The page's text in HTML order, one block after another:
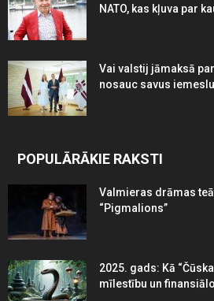
NATO, kas kļuva par
Vai valstij jāmaksā
nosauc savus
POPULĀRĀKIE RAKSTI
Valmieras drāmas
“Pigmalions”
2025. gads: Kā
mīlestību un